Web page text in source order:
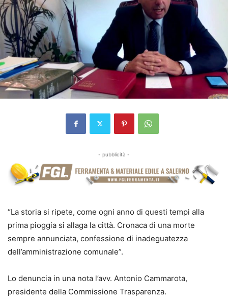
- pubblicità -
“La storia si ripete, come ogni anno di questi tempi alla
prima pioggia si allaga la città. Cronaca di una morte
sempre annunciata, confessione di inadeguatezza
dell’amministrazione comunale”.
Lo denuncia in una nota l’avv. Antonio Cammarota,
presidente della Commissione Trasparenza.